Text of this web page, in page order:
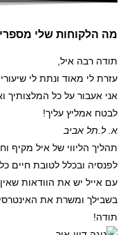
מה הלקוחות שלי
תודה רבה איל,
עזרת לי מאוד ונתת לי
אני אעבור על כל המלצותיך
לבטח אמליץ עליך!
א. ל.תל אביב
תהליך הליווי של איל מקיף
לפנסיה ובכלל לטובת חיים
עם אייל יש את הוודאות
בשבילך ומשרת את האינטרסים
תודה!